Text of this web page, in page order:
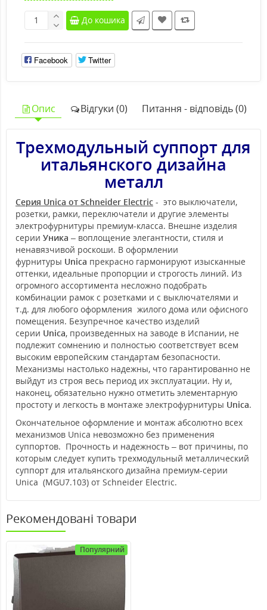
До кошика
Facebook Twitter
Опис Відгуки (0) Питання - відповідь (0)
Трехмодульный суппорт для
итальянского дизайна
металл
Серия Unica от Schneider Electric - это выключатели,
розетки, рамки, переключатели и другие элементы
электрофурнитуры премиум-класса. Внешне изделия
серии Уника – воплощение элегантности, стиля и
ненавязчивой роскоши. В оформлении
фурнитуры Unica прекрасно гармонируют изысканные
оттенки, идеальные пропорции и строгость линий. Из
огромного ассортимента несложно подобрать
комбинации рамок с розетками и с выключателями и
т.д. для любого оформления жилого дома или офисного
помещения. Безупречное качество изделий
серии Unica, произведенных на заводе в Испании, не
подлежит сомнению и полностью соответствует всем
высоким европейским стандартам безопасности.
Механизмы настолько надежны, что гарантированно не
выйдут из строя весь период их эксплуатации. Ну и,
наконец, обязательно нужно отметить элементарную
простоту и легкость в монтаже электрофурнитуры Unica.
Окончательное оформление и монтаж абсолютно всех
механизмов Unica невозможно без применения
суппортов. Прочность и надежность – вот причины, по
которым следует купить трехмодульный металлический
суппорт для итальянского дизайна премиум-серии
Unica (MGU7.103) от Schneider Electric.
Рекомендовані товари
Популярний